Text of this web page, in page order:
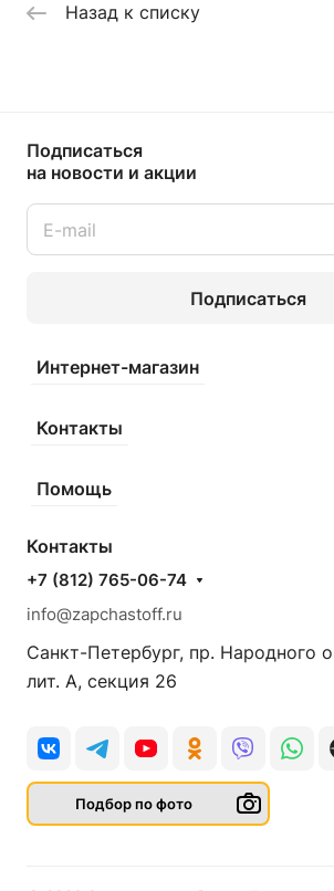
Назад к списку
Подписаться
на новости и акции
Подписаться
Интернет-магазин
Контакты
Помощь
Контакты
+7 (812) 765-06-74
info@zapchastoff.ru
Санкт-Петербург, пр. Народного
лит. А, секция 26
Подбор по фото